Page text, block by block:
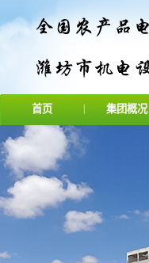
首页 集团概况